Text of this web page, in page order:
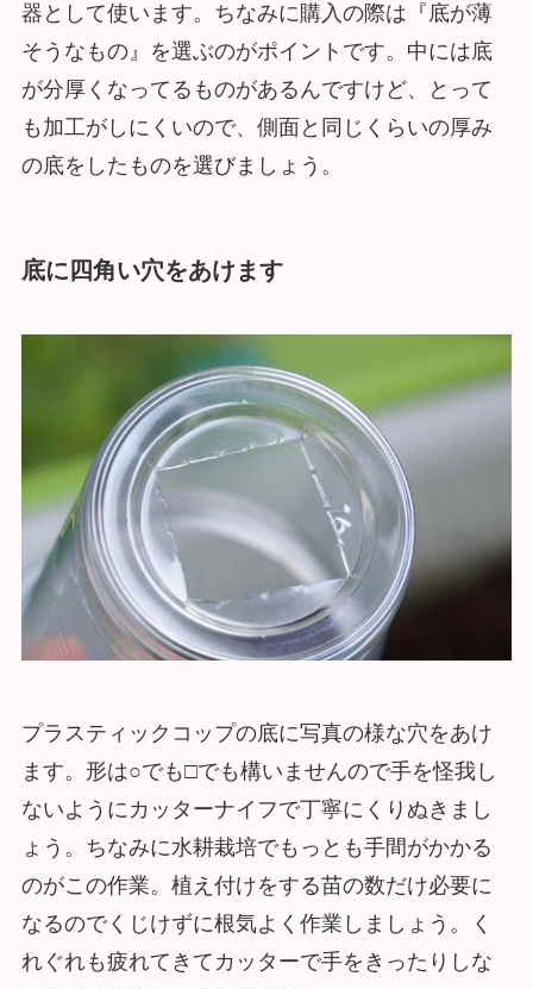
器として使います。ちなみに購入の際は『底が薄
そうなもの』を選ぶのがポイントです。中には底
が分厚くなってるものがあるんですけど、とって
も加工がしにくいので、側面と同じくらいの厚み
の底をしたものを選びましょう。
底に四角い穴をあけます
プラスティックコップの底に写真の様な穴をあけ
ます。形は○でも□でも構いませんので手を怪我し
ないようにカッターナイフで丁寧にくりぬきまし
ょう。ちなみに水耕栽培でもっとも手間がかかる
のがこの作業。植え付けをする苗の数だけ必要に
なるのでくじけずに根気よく作業しましょう。く
れぐれも疲れてきてカッターで手をきったりしな